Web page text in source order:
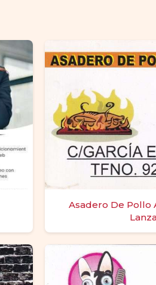
Asadero De Pollo